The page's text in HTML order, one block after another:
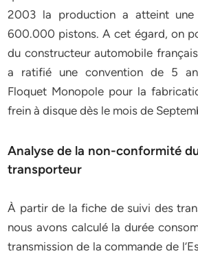
2003 la production a atteint
600.000 pistons. A cet égard, on
du constructeur automobile
a ratifié une convention de 5
Floquet Monopole pour la
frein à disque dès le mois de
Analyse de la non-conformité
transporteur
À partir de la fiche de suivi des
nous avons calculé la durée
transmission de la commande de